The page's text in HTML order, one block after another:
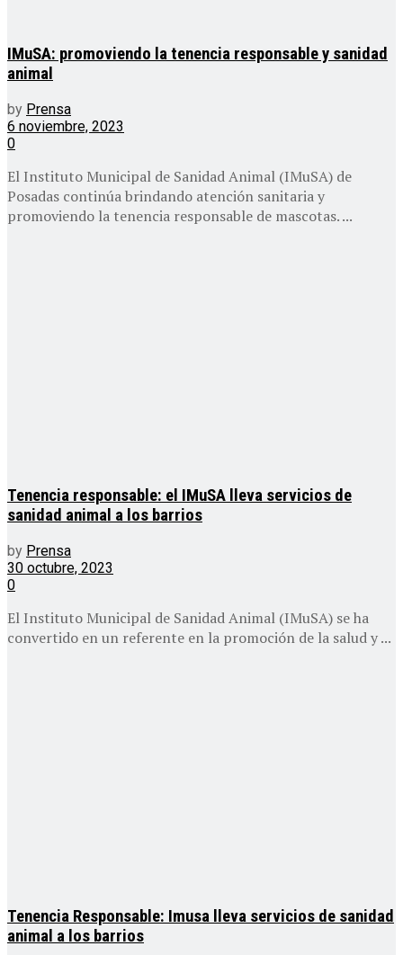
IMuSA: promoviendo la tenencia responsable y sanidad
animal
by Prensa
6 noviembre, 2023
0
El Instituto Municipal de Sanidad Animal (IMuSA) de
Posadas continúa brindando atención sanitaria y
promoviendo la tenencia responsable de mascotas. ...
Tenencia responsable: el IMuSA lleva servicios de
sanidad animal a los barrios
by Prensa
30 octubre, 2023
0
El Instituto Municipal de Sanidad Animal (IMuSA) se ha
convertido en un referente en la promoción de la salud y ...
Tenencia Responsable: Imusa lleva servicios de sanidad
animal a los barrios